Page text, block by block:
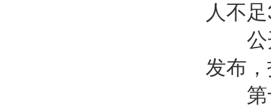
人不
公开
发布
第